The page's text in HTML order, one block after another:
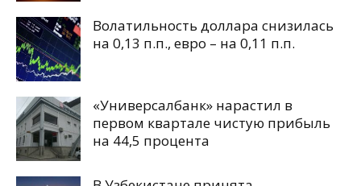
Волатильность доллара снизилась
на 0,13 п.п., евро – на 0,11 п.п.
«Универсалбанк» нарастил в
первом квартале чистую прибыль
на 44,5 процента